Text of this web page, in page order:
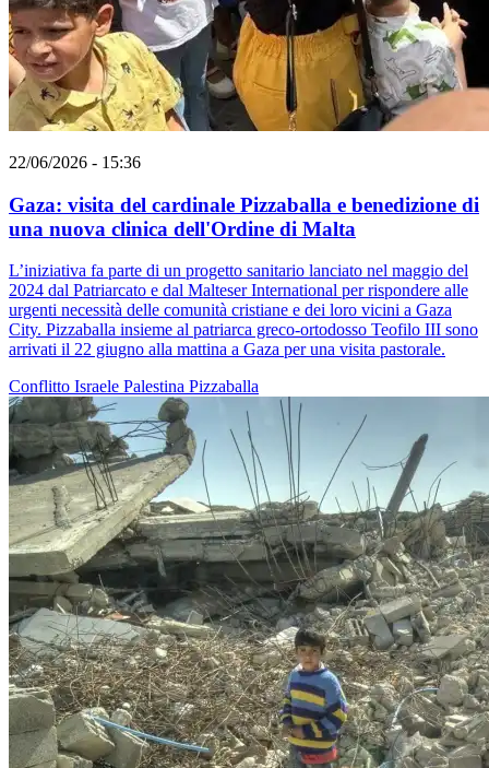
22/06/2026 - 15:36
Gaza: visita del cardinale Pizzaballa e benedizione di
una nuova clinica dell'Ordine di Malta
L’iniziativa fa parte di un progetto sanitario lanciato nel maggio del
2024 dal Patriarcato e dal Malteser International per rispondere alle
urgenti necessità delle comunità cristiane e dei loro vicini a Gaza
City. Pizzaballa insieme al patriarca greco-ortodosso Teofilo III sono
arrivati il 22 giugno alla mattina a Gaza per una visita pastorale.
Conflitto Israele Palestina Pizzaballa